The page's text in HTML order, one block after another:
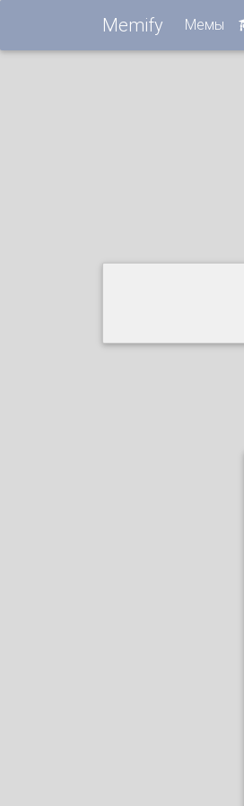
Memify Мемы